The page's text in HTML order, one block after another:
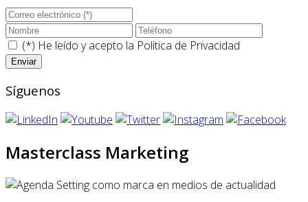
(*) He leído y acepto la Politica de Privacidad
Síguenos
Masterclass Marketing